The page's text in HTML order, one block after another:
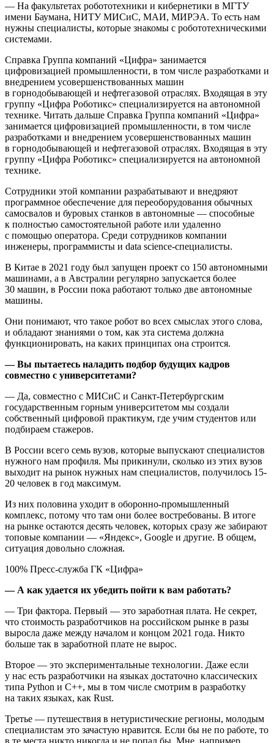
— На факультетах робототехники и кибернетики в МГТУ
имени Баумана, НИТУ МИСиС, МАИ, МИРЭА. То есть нам
нужны специалисты, которые знакомы с робототехническими
системами.
Справка Группа компаний «Цифра» занимается
цифровизацией промышленности, в том числе разработками и
внедрением усовершенствованных машин
в горнодобывающей и нефтегазовой отраслях. Входящая в эту
группу «Цифра Роботикс» специализируется на автономной
технике. Читать дальше Справка Группа компаний «Цифра»
занимается цифровизацией промышленности, в том числе
разработками и внедрением усовершенствованных машин
в горнодобывающей и нефтегазовой отраслях. Входящая в эту
группу «Цифра Роботикс» специализируется на автономной
технике.
Сотрудники этой компании разрабатывают и внедряют
программное обеспечение для переоборудования обычных
самосвалов и буровых станков в автономные — способные
к полностью самостоятельной работе или удаленно
с помощью оператора. Среди сотрудников компании
инженеры, программисты и data science-специалисты.
В Китае в 2021 году был запущен проект со 150 автономными
машинами, а в Австралии регулярно запускается более
30 машин, в России пока работают только две автономные
машины.
Они понимают, что такое робот во всех смыслах этого слова,
и обладают знаниями о том, как эта система должна
функционировать, на каких принципах она строится.
— Вы пытаетесь наладить подбор будущих кадров
совместно с университетами?
— Да, совместно с МИСиС и Санкт-Петербургским
государственным горным университетом мы создали
собственный цифровой практикум, где учим студентов или
подбираем стажеров.
В России всего семь вузов, которые выпускают специалистов
нужного нам профиля. Мы прикинули, сколько из этих вузов
выходит на рынок нужных нам специалистов, получилось 15-
20 человек в год максимум.
Из них половина уходит в оборонно-промышленный
комплекс, потому что там они более востребованы. В итоге
на рынке остаются десять человек, которых сразу же забирают
топовые компании — «Яндекс», Google и другие. В общем,
ситуация довольно сложная.
100% Пресс-служба ГК «Цифра»
— А как удается их убедить пойти к вам работать?
— Три фактора. Первый — это заработная плата. Не секрет,
что стоимость разработчиков на российском рынке в разы
выросла даже между началом и концом 2021 года. Никто
больше так в заработной плате не вырос.
Второе — это экспериментальные технологии. Даже если
у нас есть разработчики на языках достаточно классических
типа Python и C++, мы в том числе смотрим в разработку
на таких языках, как Rust.
Третье — путешествия в нетуристические регионы, молодым
специалистам это зачастую нравится. Если бы не по работе, то